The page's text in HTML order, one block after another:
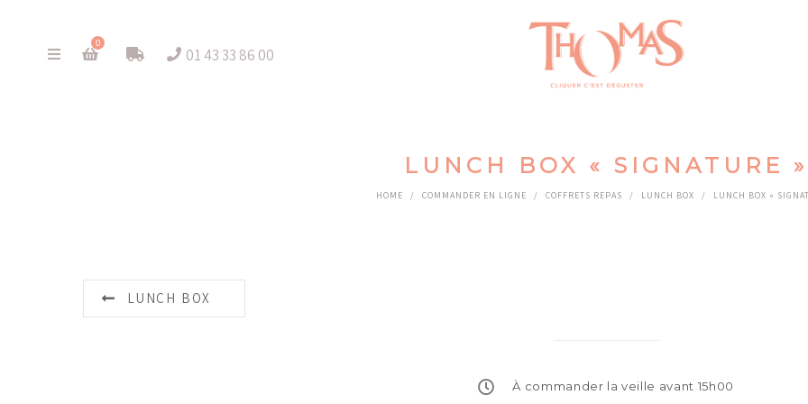
0
01 43 33 86 00
LUNCH BOX « SIGNATURE »
HOME / COMMANDER EN LIGNE / COFFRETS REPAS / LUNCH BOX / LUNCH BOX «
LUNCH BOX
À commander la veille avant 15h00